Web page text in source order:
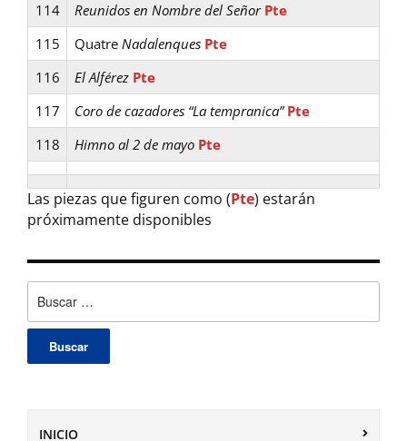
INICIO
114
Reunidos en Nombre del Señor Pte
115
Quatre Nadalenques Pte
116
El Alférez Pte
117
Coro de cazadores “La tempranica” Pte
118
Himno al 2 de mayo Pte
Las piezas que figuren como (Pte) estarán
próximamente disponibles